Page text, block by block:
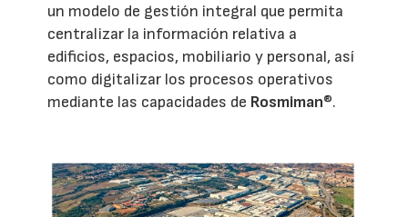
un modelo de gestión integral que permita
centralizar la información relativa a
edificios, espacios, mobiliario y personal, así
como digitalizar los procesos operativos
mediante las capacidades de Rosmiman®.